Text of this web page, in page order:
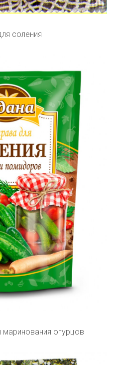
соления
маринования огурцов